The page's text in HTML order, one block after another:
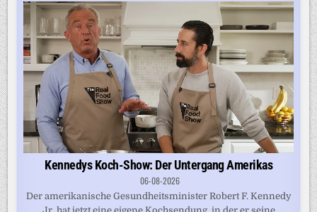
Kennedys Koch-Show: Der Untergang Amerikas
06-08-2026
Der amerikanische Gesundheitsminister Robert F. Kennedy